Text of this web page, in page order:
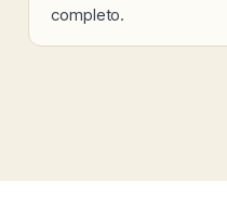
completo.